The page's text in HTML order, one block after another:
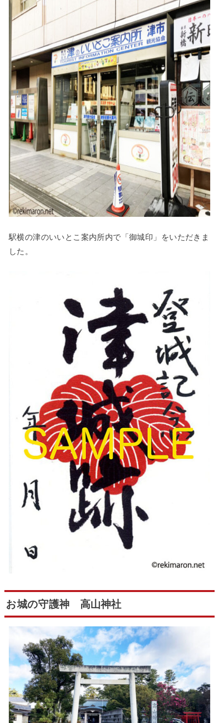
駅横の津のいいとこ案内所内で「御城印」をいただきま
した。
お城の守護神 高山神社